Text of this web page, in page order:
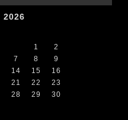
1
2
7 8
9
14 15
16
21 22
23
28 29
30